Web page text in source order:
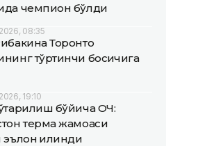
чемпион бўлди
08:35
Торонто
тўртинчи босқичига
19:10
бўйича ОЧ:
терма жамоаси
эълон қилинди